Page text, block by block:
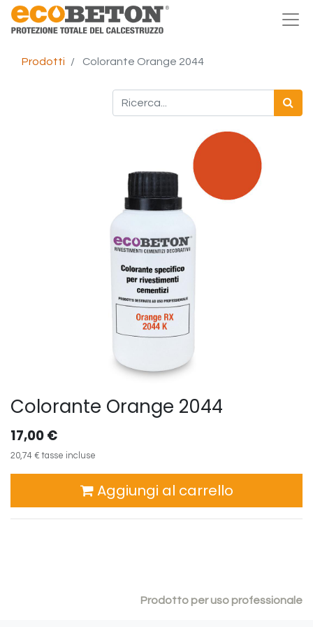
Prodotti Colorante Orange 2044
Colorante Orange 2044
17,00€
20,74 € tasse incluse
Aggiungi al carrello
Prodotto per uso professionale